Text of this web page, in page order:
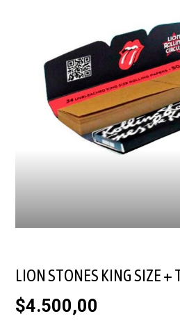
LION STONES KING SIZE +
$4.500,00